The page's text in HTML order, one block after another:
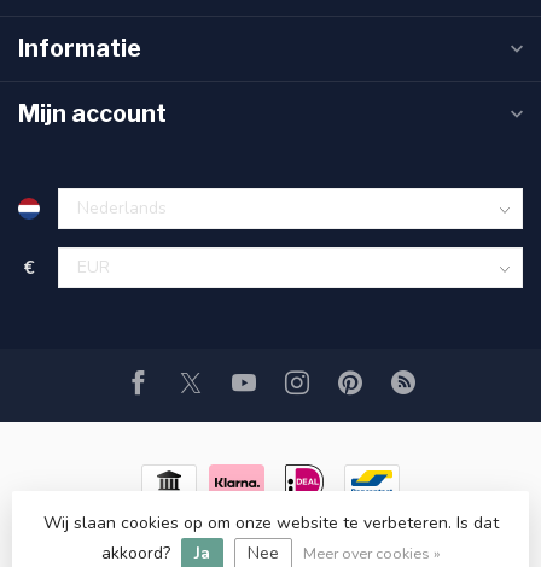
Informatie
Mijn account
€
© Copyright 2026 Usedtronics- Powered byLightspeed-
Lightspeed design
Dyvelopment
Wij slaan cookies op om onze website te verbeteren. Is dat
akkoord?
Ja Nee Meer over cookies »